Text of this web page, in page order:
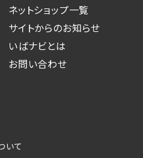
ネットショップ一覧
サイトからのお知らせ
いばナビとは
お問い合わせ
いて